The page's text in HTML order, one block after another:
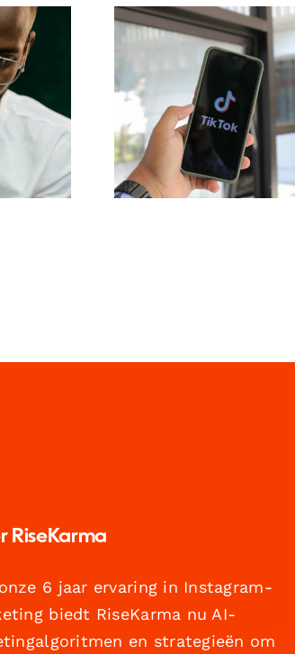
Reichweite
maximieren:
Cross-
Posting-Tools
RiseKarma
6 jaar ervaring in Instagram-
biedt RiseKarma nu AI-
en strategieën om